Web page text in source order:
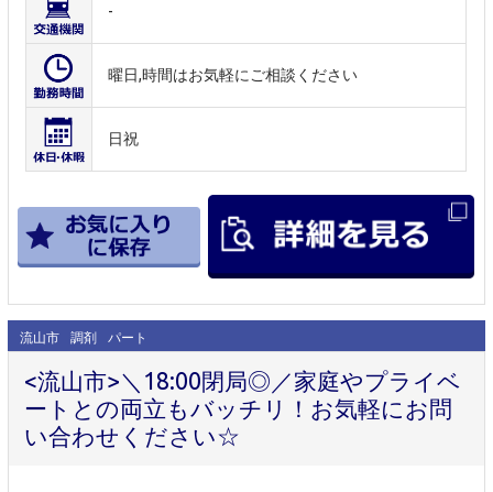
-
曜日,時間はお気軽にご相談ください
日祝
流山市 調剤 パート
<流山市>＼18:00閉局◎／家庭やプライベ
ートとの両立もバッチリ！お気軽にお問
い合わせください☆